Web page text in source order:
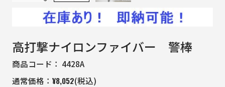
高打撃ナイロンファイバー 警棒
商品コード： 4428A
通常価格： ¥8,052(税込)